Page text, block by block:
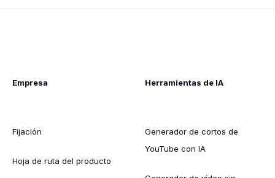
Empresa
Fijación
Hoja de ruta del producto
Herramientas de IA
Generador de cortos de
YouTube con IA